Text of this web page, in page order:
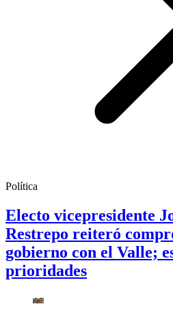
Política
Electo vicepresidente
Restrepo reiteró
gobierno con el Valle;
prioridades